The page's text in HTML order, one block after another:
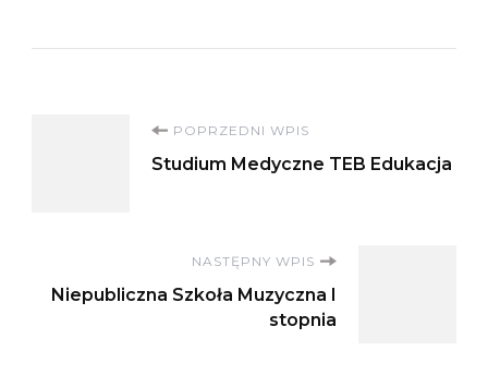
Nawigacja
POPRZEDNI WPIS
Studium Medyczne TEB Edukacja
NASTĘPNY WPIS
Niepubliczna Szkoła Muzyczna I
stopnia